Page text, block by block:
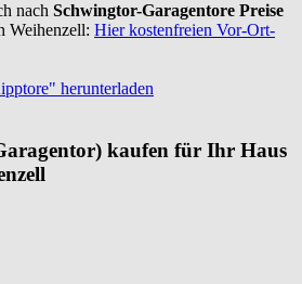
nach Schwingtor-Garagentore Preise
Weihenzell: Hier kostenfreien Vor-Ort-
herunterladen
kaufen für Ihr Haus